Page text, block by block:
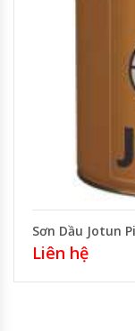
Sơn Dầu Jotun
Liên hệ